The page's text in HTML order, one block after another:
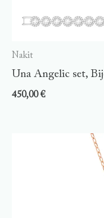
Nakit
Una Angelic set,
450,00€